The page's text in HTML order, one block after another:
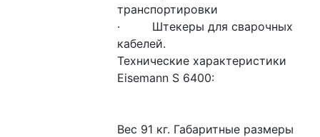
транспортировки
·         Штекеры для сварочных
кабелей.
Технические характеристики
Eisemann S 6400:
Вес 91 кг. Габаритные размеры